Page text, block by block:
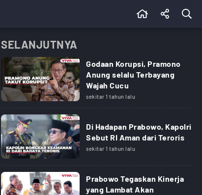
SELANJUTNYA
Godaan Korupsi, Pramono
Anung selalu Terbayang
Wajah Cucu
sekitar 1 tahun lalu
Di Hadapan Prabowo, Kapolri
Sebut RI Aman dari Teroris
sekitar 1 tahun lalu
Prabowo Tegaskan Kinerja
yang Lambat Akan